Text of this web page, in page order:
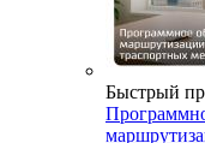
Быстрый